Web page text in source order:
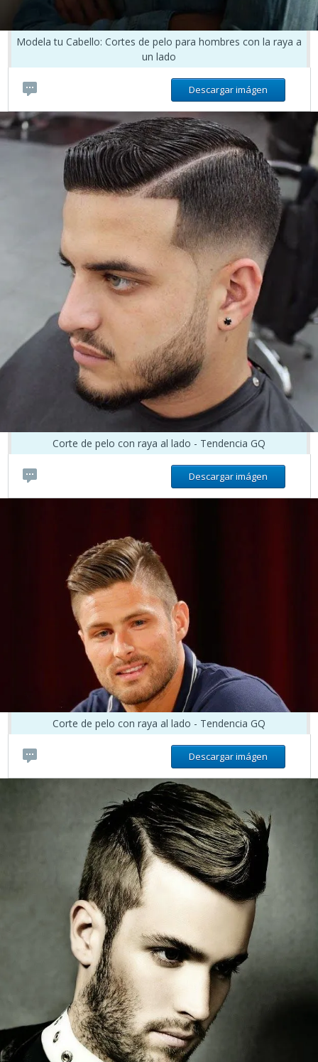
Modela tu Cabello: Cortes de pelo para hombres con la raya a
un lado
Descargar imágen
Corte de pelo con raya al lado - Tendencia GQ
Descargar imágen
Corte de pelo con raya al lado - Tendencia GQ
Descargar imágen